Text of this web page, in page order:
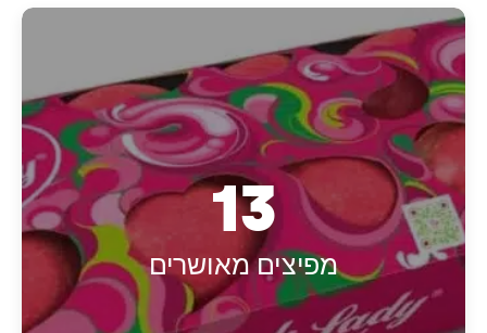
13
מפיצים מאושרים